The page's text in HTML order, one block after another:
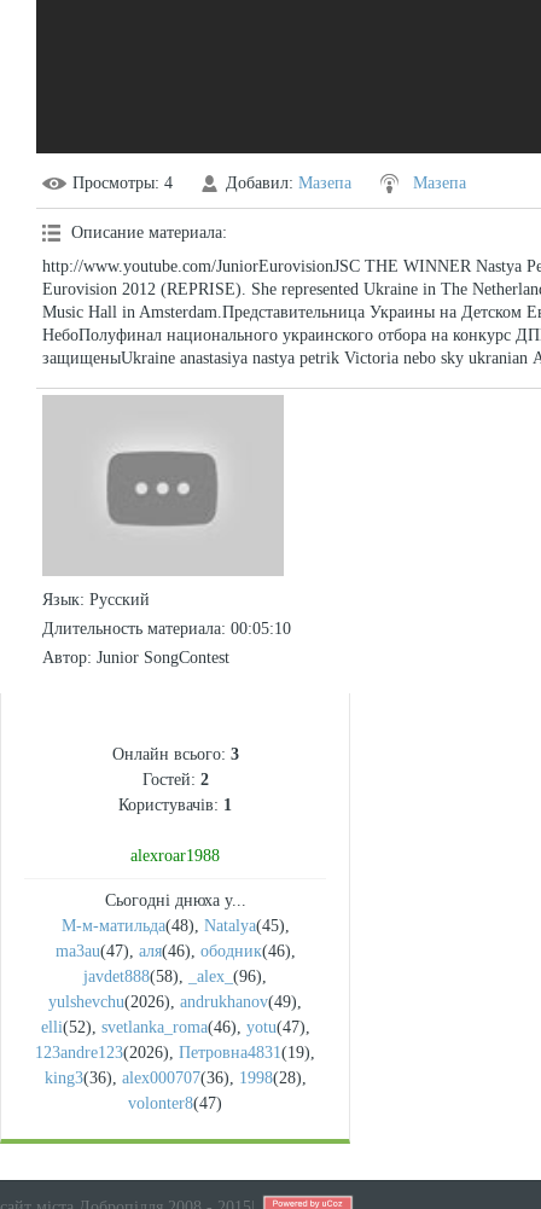
Просмотры: 4 Добавил: Мазепа Мазепа
Описание материала:
http://www.youtube.com/JuniorEurovisionJSC THE WINNER Nastya
Eurovision 2012 (REPRISE). She represented Ukraine in The
Music Hall in Amsterdam.Представительница Украины на Детском
НебоПолуфинал национального украинского отбора на конкурс
защищеныUkraine anastasiya nastya petrik Victoria nebo sky ukranian
Язык: Русский
Длительность материала: 00:05:10
Автор: Junior SongContest
Онлайн всього: 3
Гостей: 2
Користувачів: 1
alexroar1988
Сьогодні днюха у...
М-м-матильда(48), Natalya(45),
ma3au(47), аля(46), ободник(46),
javdet888(58), _alex_ (96),
yulshevchu(2026), andrukhanov(49),
elli(52), svetlanka_roma(46), yotu(47),
123andre123(2026), Петровна4831(19),
king3(36), alex000707(36), 1998(28),
volonter8(47)